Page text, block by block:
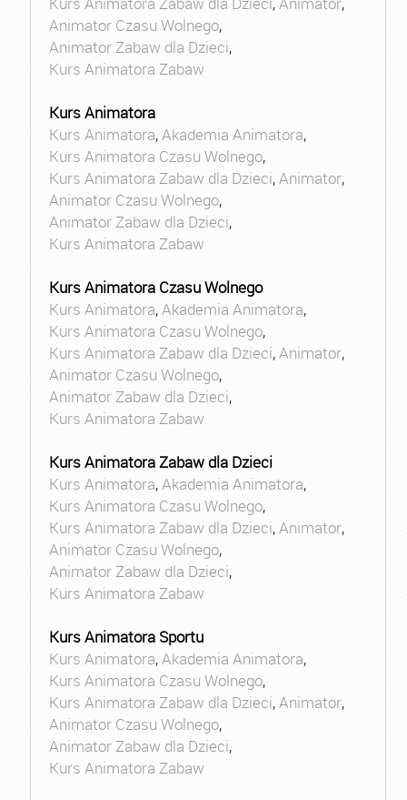
Animator Czasu Wolnego,
Animator Zabaw dla Dzieci,
Kurs Animatora Zabaw
Kurs Animatora
Kurs Animatora,Akademia Animatora,
Kurs Animatora Czasu Wolnego,
Kurs Animatora Zabaw dla Dzieci,Animator,
Animator Czasu Wolnego,
Animator Zabaw dla Dzieci,
Kurs Animatora Zabaw
Kurs Animatora Czasu Wolnego
Kurs Animatora,Akademia Animatora,
Kurs Animatora Czasu Wolnego,
Kurs Animatora Zabaw dla Dzieci,Animator,
Animator Czasu Wolnego,
Animator Zabaw dla Dzieci,
Kurs Animatora Zabaw
Kurs Animatora Zabaw dla Dzieci
Kurs Animatora,Akademia Animatora,
Kurs Animatora Czasu Wolnego,
Kurs Animatora Zabaw dla Dzieci,Animator,
Animator Czasu Wolnego,
Animator Zabaw dla Dzieci,
Kurs Animatora Zabaw
Kurs Animatora Sportu
Kurs Animatora,Akademia Animatora,
Kurs Animatora Czasu Wolnego,
Kurs Animatora Zabaw dla Dzieci,Animator,
Animator Czasu Wolnego,
Animator Zabaw dla Dzieci,
Kurs Animatora Zabaw